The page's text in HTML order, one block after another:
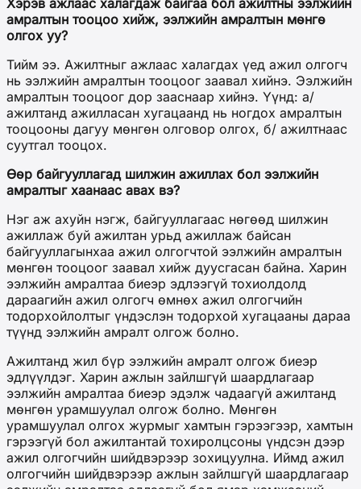
амралтын тооцоо хийж, ээлжийн амралтын мөнгө
олгох уу?
Тийм ээ. Ажилтныг ажлаас халагдах үед ажил олгогч
нь ээлжийн амралтын тооцоог заавал хийнэ. Ээлжийн
амралтын тооцоог дор зааснаар хийнэ. Үүнд: а/
ажилтанд ажилласан хугацаанд нь ногдох амралтын
тооцооны дагуу мөнгөн олговор олгох, б/ ажилтнаас
суутгал тооцох.
Өөр байгууллагад шилжин ажиллах бол ээлжийн
амралтыг хаанаас авах вэ?
Нэг аж ахуйн нэгж, байгууллагаас нөгөөд шилжин
ажиллаж буй ажилтан урьд ажиллаж байсан
байгууллагынхаа ажил олгогчтой ээлжийн амралтын
мөнгөн тооцоог заавал хийж дуусгасан байна. Харин
ээлжийн амралтаа биеэр эдлээгүй тохиолдолд
дараагийн ажил олгогч өмнөх ажил олгогчийн
тодорхойлолтыг үндэслэн тодорхой хугацааны дараа
түүнд ээлжийн амралт олгож болно.
Ажилтанд жил бүр ээлжийн амралт олгож биеэр
эдлүүлдэг. Харин ажлын зайлшгүй шаардлагаар
ээлжийн амралтаа биеэр эдэлж чадаагүй ажилтанд
мөнгөн урамшуулал олгож болно. Мөнгөн
урамшуулал олгох журмыг хамтын гэрээгээр, хамтын
гэрээгүй бол ажилтантай тохиролцсоны үндсэн дээр
ажил олгогчийн шийдвэрээр зохицуулна. Иймд ажил
олгогчийн шийдвэрээр ажлын зайлшгүй шаардлагаар